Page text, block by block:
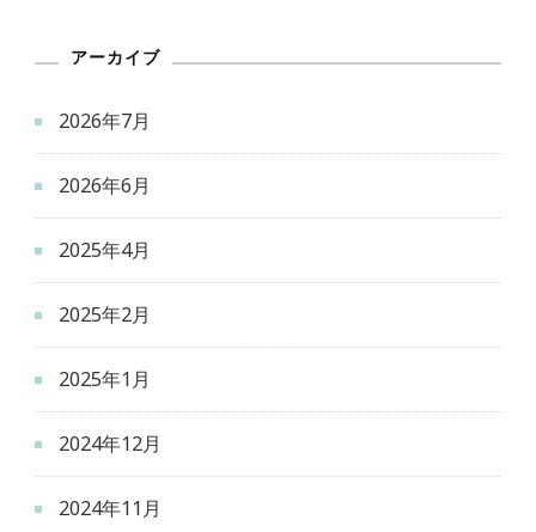
アーカイブ
2026年7月
2026年6月
2025年4月
2025年2月
2025年1月
2024年12月
2024年11月